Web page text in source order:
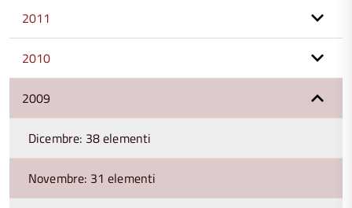
2011
2010
2009
Dicembre: 38 elementi
Novembre: 31 elementi